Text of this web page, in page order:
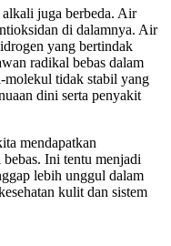
juga berbeda. Air
di dalamnya. Air
yang bertindak
radikal bebas dalam
molekul tidak stabil yang
dini serta penyakit
mendapatkan
Ini tentu menjadi
lebih unggul dalam
kulit dan sistem